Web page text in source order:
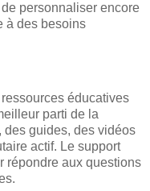
personnaliser encore
à des besoins
éducatives
parti de la
des guides, des vidéos
actif. Le support
répondre aux questions